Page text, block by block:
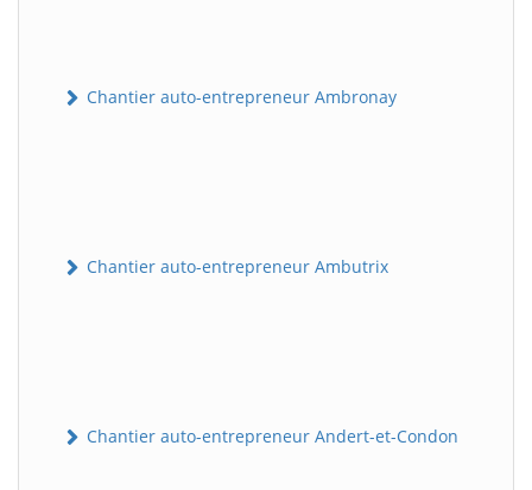
Chantier auto-entrepreneur Ambronay
Chantier auto-entrepreneur Ambutrix
Chantier auto-entrepreneur Andert-et-Condon